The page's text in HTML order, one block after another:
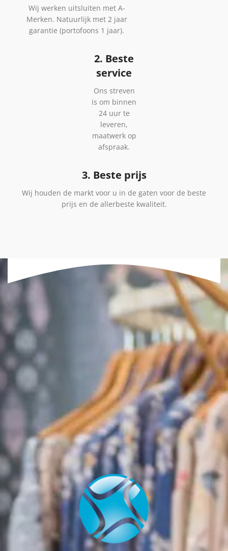
Wij werken uitsluiten met A-
Merken. Natuurlijk met 2 jaar
garantie (portofoons 1 jaar).
2. Beste
service
Ons streven
is om binnen
24 uur te
leveren,
maatwerk op
afspraak.
3. Beste prijs
Wij houden de markt voor u in de gaten voor de beste
prijs en de allerbeste kwaliteit.